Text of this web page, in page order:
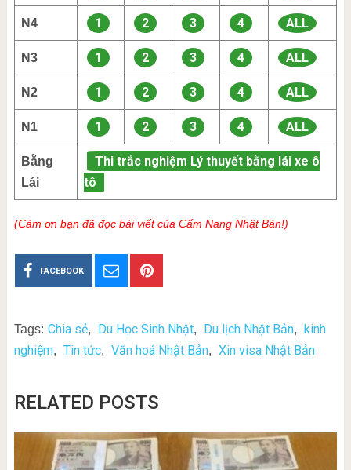
N4 1 2 3 4 ALL
N3 1 2 3 4 ALL
N2 1 2 3 4 ALL
N1 1 2 3 4 ALL
Bằng
Lái
Thi trắc nghiệm Lý thuyết bằng lái xe ô
tô
(Cảm ơn bạn đã đọc bài viết của Cẩm Nang Nhật Bản!)
FACEBOOK
Tags: Chia sẻ, Du Học Sinh Nhật, Du lịch Nhật Bản, kinh
nghiệm, Tin tức, Văn hoá Nhật Bản, Xin visa Nhật Bản
RELATED POSTS